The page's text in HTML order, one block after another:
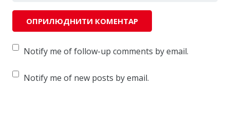
Notify me of follow-up comments by email.
Notify me of new posts by email.